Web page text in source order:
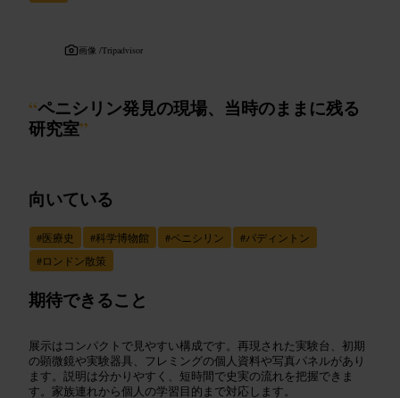
画像 /Tripadvisor
“ペニシリン発見の現場、当時のままに残る
研究室”
向いている
#医療史 #科学博物館 #ペニシリン #パディントン
#ロンドン散策
期待できること
展示はコンパクトで見やすい構成です。再現された実験台、初期
の顕微鏡や実験器具、フレミングの個人資料や写真パネルがあり
ます。説明は分かりやすく、短時間で史実の流れを把握できま
す。家族連れから個人の学習目的まで対応します。